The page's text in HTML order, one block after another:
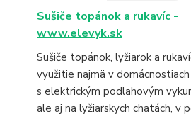
Sušiče topánok a rukavíc -
www.elevyk.sk
Sušiče topánok, lyžiarok a
využitie najmä v domácnostiach
s elektrickým podlahovým
ale aj na lyžiarskych chatách, v